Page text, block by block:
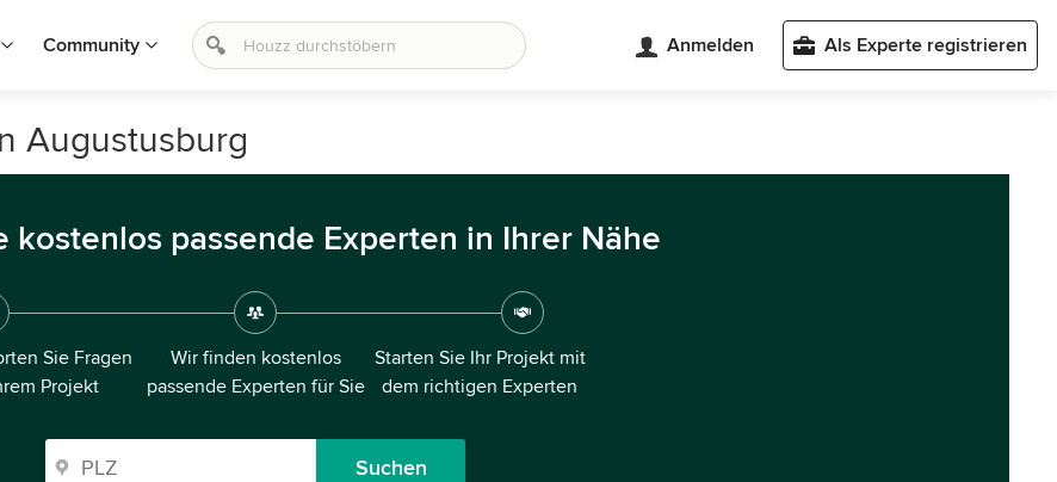
Community Anmelden Als Experte registrieren
Augustusburg
kostenlos passende Experten in Ihrer Nähe
Sie Fragen
Projekt
Wir finden kostenlos
passende Experten für Sie
Starten Sie Ihr Projekt mit
dem richtigen Experten
Suchen